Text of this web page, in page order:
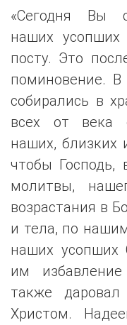
«Сегодня Вы
наших
посту. Это
поминовение.
собирались в
всех от века
наших,
чтобы Господь,
молитвы,
возрастания в
и тела, по
наших усопших
им
также
Христом.